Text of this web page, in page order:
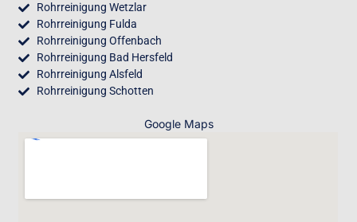
Rohrreinigung Wetzlar
Rohrreinigung Fulda
Rohrreinigung Offenbach
Rohrreinigung Bad Hersfeld
Rohrreinigung Alsfeld
Rohrreinigung Schotten
Google Maps